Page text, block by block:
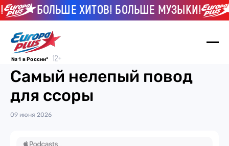
БОЛЬШЕ ХИТОВ! БОЛЬШЕ МУЗЫКИ!
№ 1 в России*
Самый нелепый повод
для ссоры
09 июня 2026